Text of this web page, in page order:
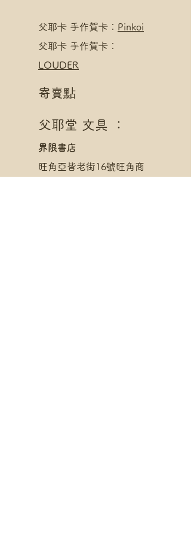
​父耶卡 手作賀卡： Pinkoi
父耶卡 手作賀卡：
LOUDER
寄賣點
父耶堂 文具 ：
界限書店
旺角亞皆老街16號旺角商